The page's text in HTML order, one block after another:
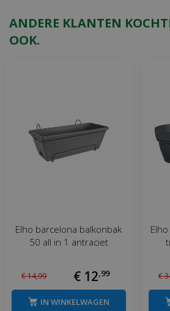
ANDERE KLANTEN
OOK.
Elho barcelona balkonbak
50 all in 1 antraciet
€14,99 € 12,99
IN WINKELWAGEN
€